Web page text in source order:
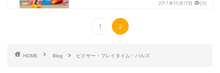
2017年10月13日 (0)
1 2
HOME Blog ピクサー・プレイタイム・パルズ